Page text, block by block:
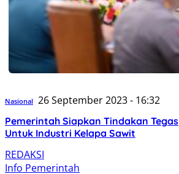
Nasional 26 September 2023 - 16:32
Pemerintah Siapkan Tindakan Tegas
Untuk Industri Kelapa Sawit
REDAKSI
Info Pemerintah